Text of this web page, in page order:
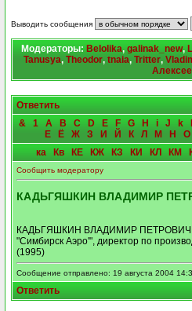
Выводить сообщения
Модераторы: Belolika, galinak_new,
Tanusya, Theodor, tnaia, Tritter,
Ответить
&
1 A B C D E F G H i J k
Е
Ё Ж З И Й К Л М Н О
ка
Кв КЕ КЖ КЗ КИ КЛ КМ
Сообщить модератору
КАДЬГЯШКИН ВЛАДИМИР
КАДЬГЯШКИН ВЛАДИМИР ПЕТРОВИЧ
"Симбирск Аэро'", директор по
(1995)
Сообщение отправлено: 19 августа 2004
Ответить